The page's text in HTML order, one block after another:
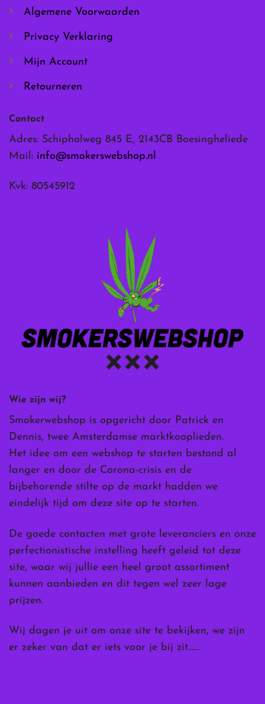
de
productpagina
Wie zijn wij?
Smokerwebshop is opgericht door Patrick en
Dennis, twee Amsterdamse marktkooplieden.
Het idee om een webshop te starten bestond al
langer en door de Corona-crisis en de
bijbehorende stilte op de markt hadden we
eindelijk tijd om deze site op te starten.
De goede contacten met grote leveranciers en onze
perfectionistische instelling heeft geleid tot deze
site, waar wij jullie een heel groot assortiment
kunnen aanbieden en dit tegen wel zeer lage
prijzen.
Wij dagen je uit om onze site te bekijken, we zijn
er zeker van dat er iets voor je bij zit……
Algemene Voorwaarden
Privacy Verklaring
Mijn Account
Retourneren
Contact
Adres: Schipholweg 845 E, 2143CB Boesingheliede
Mail: info@smokerswebshop.nl
Kvk: 80545912